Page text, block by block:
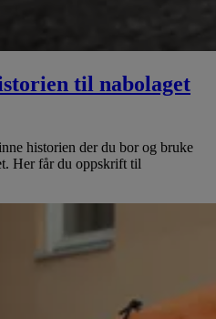
til nabolaget
historien der du bor og bruke
Her får du oppskrift til